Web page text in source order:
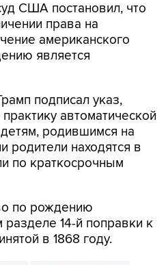
США постановил, что
права на
американского
является
подписал указ,
автоматической
родившимся на
родители находятся в
по краткосрочным
по рождению
14-й поправки к
в 1868 году.